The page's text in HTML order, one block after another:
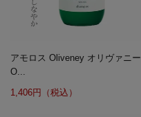
アモロス Oliveney オリヴァニー
O...
1,406円（税込）